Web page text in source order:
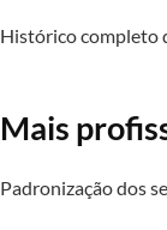
Histórico completo
Mais
Padronização dos